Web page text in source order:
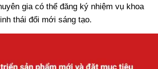
gia có thể đăng ký nhiệm vụ khoa
thái đổi mới sáng tạo.